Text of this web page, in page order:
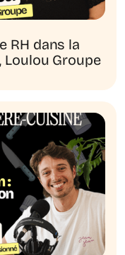
RH dans la
Loulou Groupe